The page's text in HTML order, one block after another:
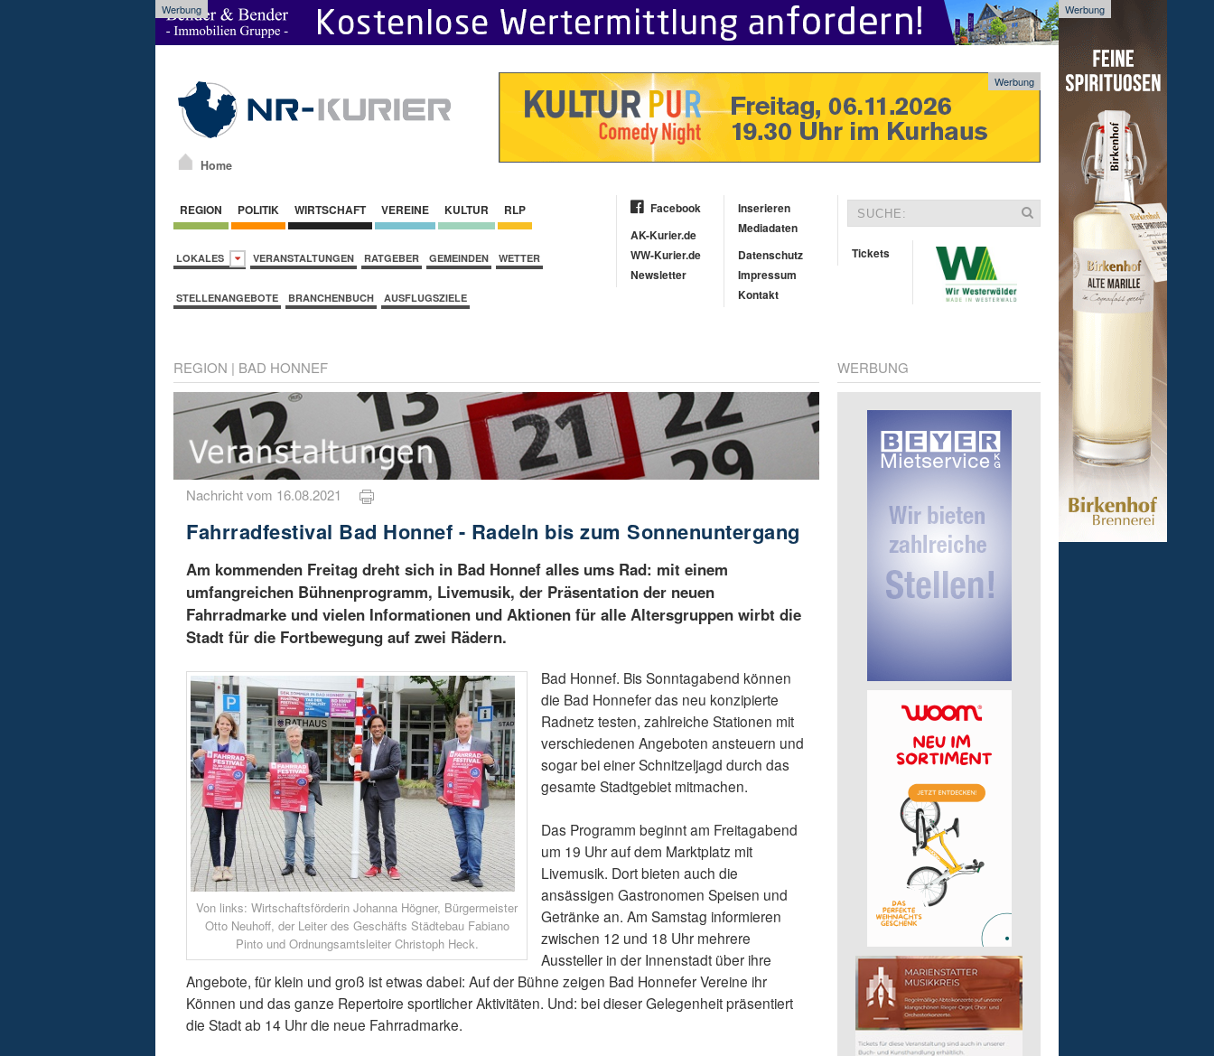
Werbung Werbung
Home
Werbung
REGION POLITIK WIRTSCHAFT VEREINE KULTUR RLP
LOKALES VERANSTALTUNGEN RATGEBER GEMEINDEN WETTER
STELLENANGEBOTE BRANCHENBUCH AUSFLUGSZIELE
Facebook
AK-Kurier.de
WW-Kurier.de
Newsletter
Inserieren
Mediadaten
Datenschutz
Impressum
Kontakt
Tickets
REGION | BAD HONNEF
Nachricht vom 16.08.2021
Fahrradfestival Bad Honnef - Radeln bis zum Sonnenuntergang
Am kommenden Freitag dreht sich in Bad Honnef alles ums Rad: mit einem
umfangreichen Bühnenprogramm, Livemusik, der Präsentation der neuen
Fahrradmarke und vielen Informationen und Aktionen für alle Altersgruppen wirbt die
Stadt für die Fortbewegung auf zwei Rädern.
Von links: Wirtschaftsförderin Johanna Högner, Bürgermeister
Otto Neuhoff, der Leiter des Geschäfts Städtebau Fabiano
Pinto und Ordnungsamtsleiter Christoph Heck.
Bad Honnef. Bis Sonntagabend können
die Bad Honnefer das neu konzipierte
Radnetz testen, zahlreiche Stationen mit
verschiedenen Angeboten ansteuern und
sogar bei einer Schnitzeljagd durch das
gesamte Stadtgebiet mitmachen.
Das Programm beginnt am Freitagabend
um 19 Uhr auf dem Marktplatz mit
Livemusik. Dort bieten auch die
ansässigen Gastronomen Speisen und
Getränke an. Am Samstag informieren
zwischen 12 und 18 Uhr mehrere
Aussteller in der Innenstadt über ihre
Angebote, für klein und groß ist etwas dabei: Auf der Bühne zeigen Bad Honnefer Vereine ihr
Können und das ganze Repertoire sportlicher Aktivitäten. Und: bei dieser Gelegenheit präsentiert
die Stadt ab 14 Uhr die neue Fahrradmarke.
WERBUNG